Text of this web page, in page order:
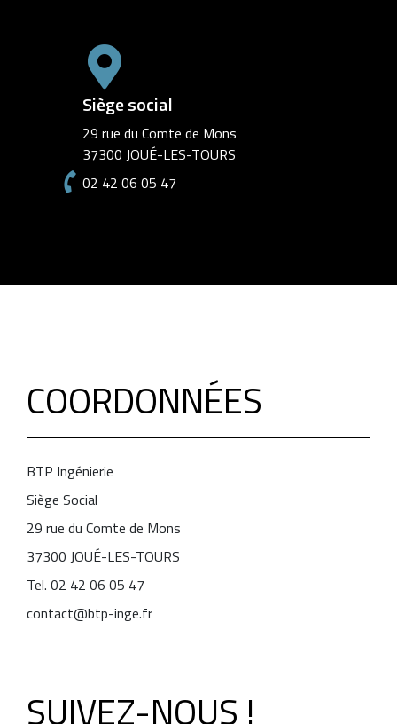
Siège social
29 rue du Comte de Mons
37300 JOUÉ-LES-TOURS
02 42 06 05 47
COORDONNÉES
BTP Ingénierie
Siège Social
29 rue du Comte de Mons
37300 JOUÉ-LES-TOURS
Tel. 02 42 06 05 47
contact@btp-inge.fr
SUIVEZ-NOUS !